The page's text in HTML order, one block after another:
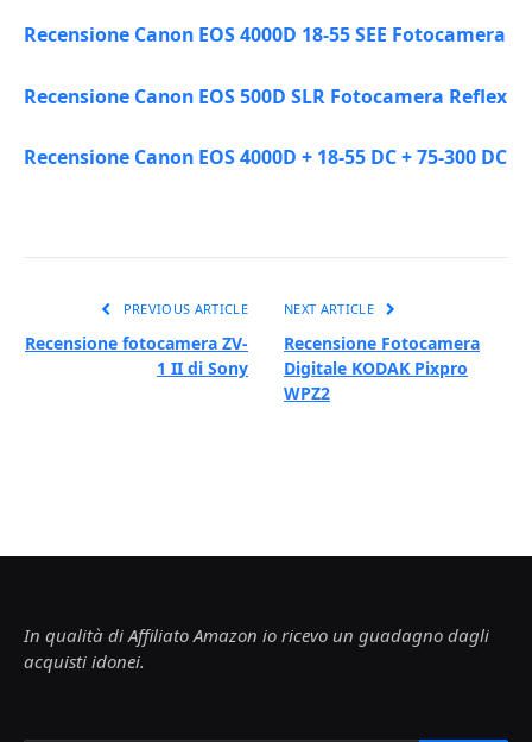
Recensione Canon EOS 4000D 18-55 SEE Fotocamera
Recensione Canon EOS 500D SLR Fotocamera Reflex
Recensione Canon EOS 4000D + 18-55 DC + 75-300 DC
PREVIOUS ARTICLE
Recensione fotocamera ZV-
1 II di Sony
NEXT ARTICLE
Recensione Fotocamera
Digitale KODAK Pixpro
WPZ2
In qualità di Affiliato Amazon io ricevo un guadagno dagli
acquisti idonei.